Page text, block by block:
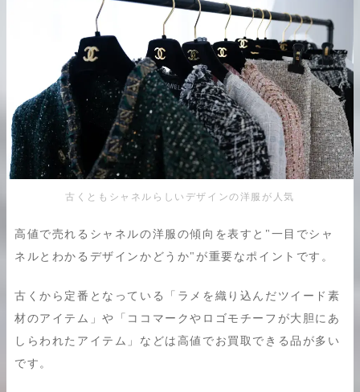
古くともシャネルらしいデザインの洋服が人気
高値で売れるシャネルの洋服の傾向を表すと"一目でシャ
ネルとわかるデザインかどうか"が重要なポイントです。
古くから定番となっている「ラメを織り込んだツイード素
材のアイテム」や「ココマークやロゴモチーフが大胆にあ
しらわれたアイテム」などは高値でお買取できる品が多い
です。